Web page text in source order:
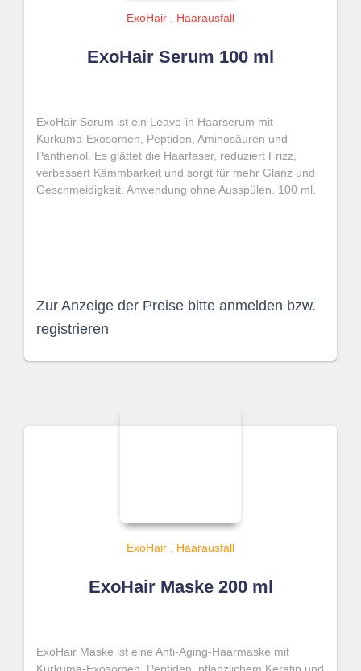
ExoHair Haarausfall
ExoHair Serum 100 ml
ExoHair Serum ist ein Leave-in Haarserum mit
Kurkuma-Exosomen, Peptiden, Aminosäuren und
Panthenol. Es glättet die Haarfaser, reduziert Frizz,
verbessert Kämmbarkeit und sorgt für mehr Glanz und
Geschmeidigkeit. Anwendung ohne Ausspülen. 100 ml.
Zur Anzeige der Preise bitte anmelden bzw.
registrieren
ExoHair Haarausfall
ExoHair Maske 200 ml
ExoHair Maske ist eine Anti-Aging-Haarmaske mit